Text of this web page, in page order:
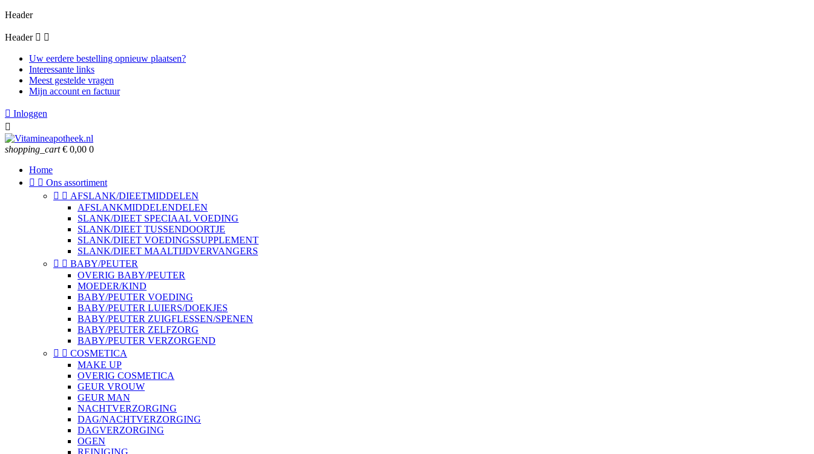
Header
Header  
Uw eerdere bestelling opnieuw plaatsen?
Interessante links
Meest gestelde vragen
Mijn account en factuur
 Inloggen

shopping_cart € 0,00 0
Home
  Ons assortiment
  AFSLANK/DIEETMIDDELEN
AFSLANKMIDDELENDELEN
SLANK/DIEET SPECIAAL VOEDING
SLANK/DIEET TUSSENDOORTJE
SLANK/DIEET VOEDINGSSUPPLEMENT
SLANK/DIEET MAALTIJDVERVANGERS
  BABY/PEUTER
OVERIG BABY/PEUTER
MOEDER/KIND
BABY/PEUTER VOEDING
BABY/PEUTER LUIERS/DOEKJES
BABY/PEUTER ZUIGFLESSEN/SPENEN
BABY/PEUTER ZELFZORG
BABY/PEUTER VERZORGEND
  COSMETICA
MAKE UP
OVERIG COSMETICA
GEUR VROUW
GEUR MAN
NACHTVERZORGING
DAG/NACHTVERZORGING
DAGVERZORGING
OGEN
REINIGING